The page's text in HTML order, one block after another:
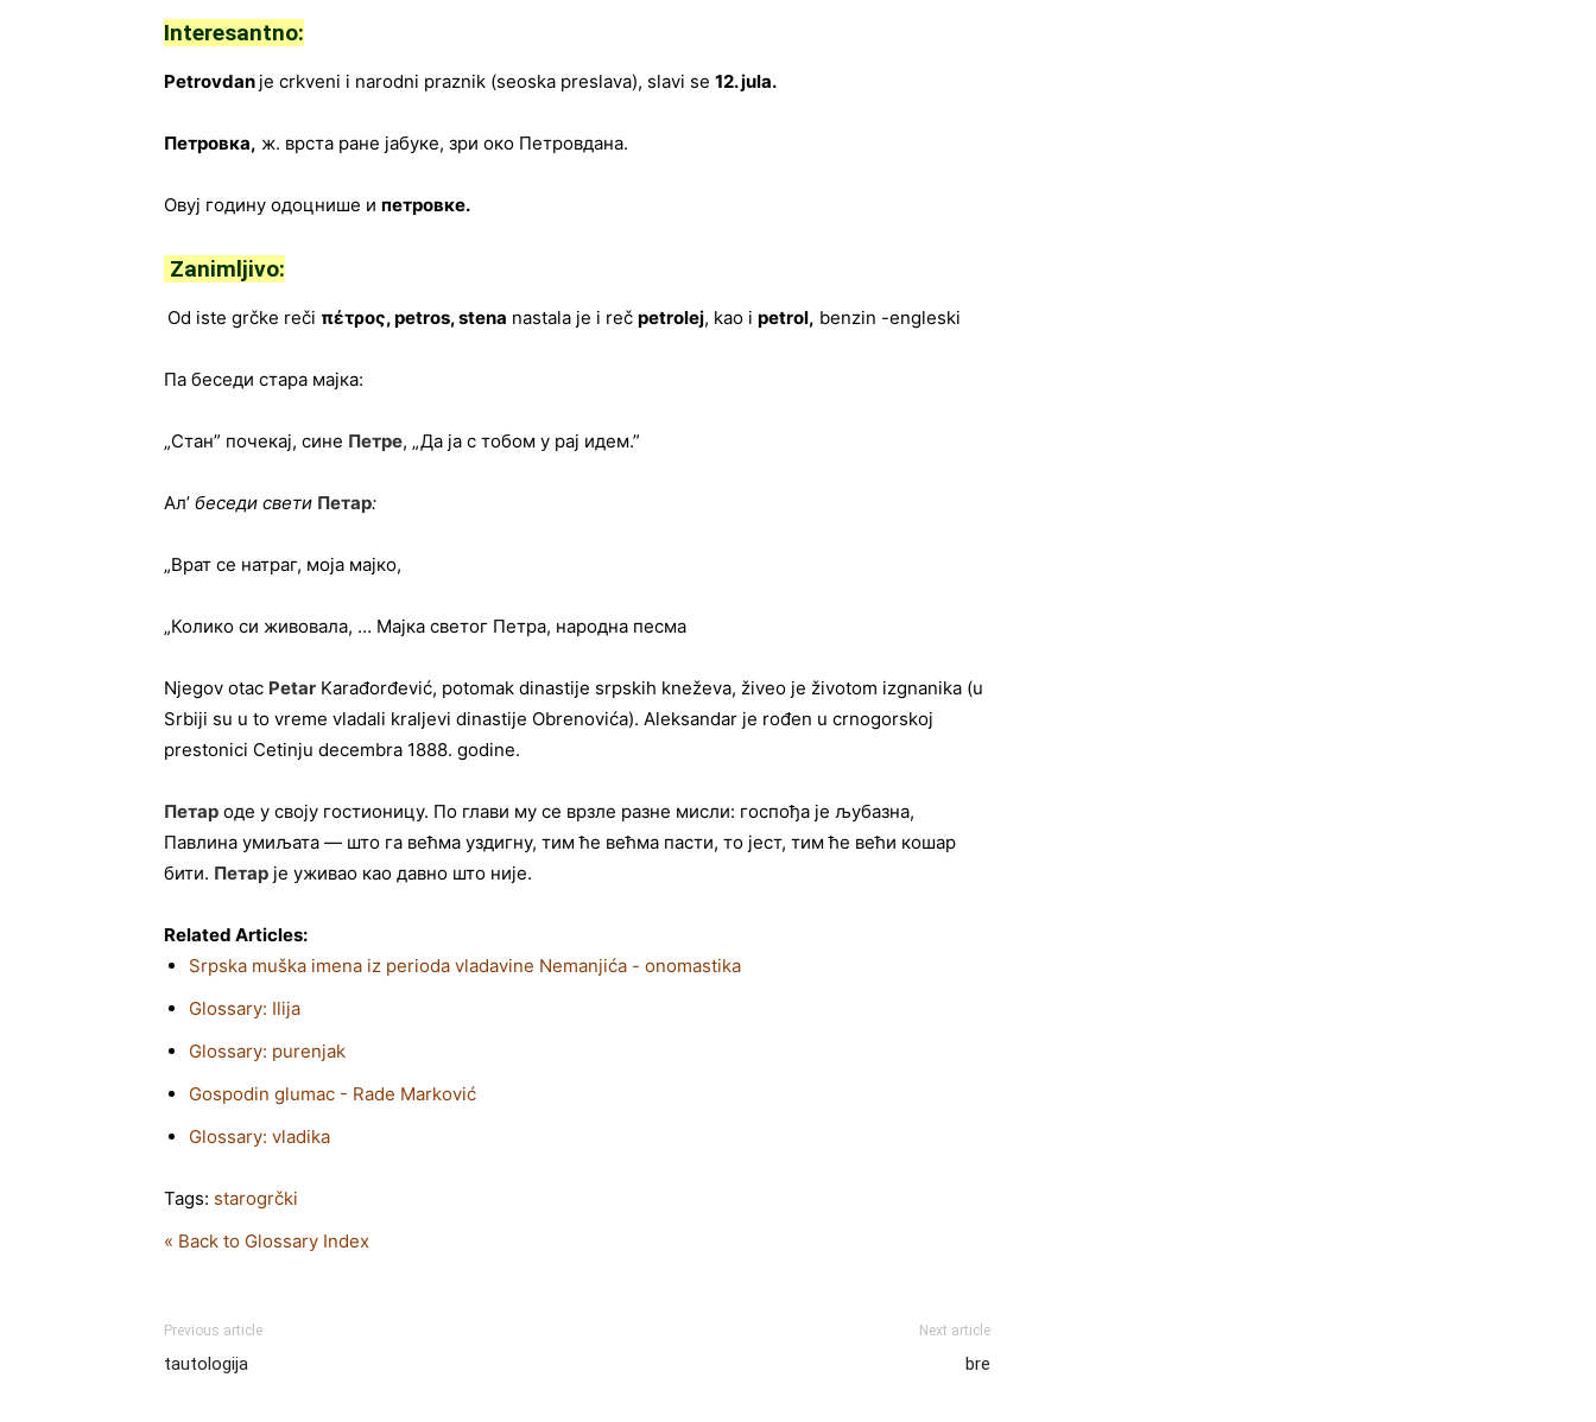
Interesantno:
Petrovdan je crkveni i narodni praznik (seoska preslava), slavi se 12. jula.
Петровка, ж. врста ране јабуке, зри око Петровдана.
Овуј годину одоцнише и петровке.
Zanimljivo:
Od iste grčke reči πέτρος,petros,stena nastala je i reč petrolej, kao i petrol, benzin -engleski
Па беседи стара мајка:
„Стан” почекај, сине Петре, „Да ја с тобом у рај идем.”
Ал’ беседи свети Петар:
„Врат се натраг, моја мајко,
„Колико си живовала, … Мајка светог Петра, народна песма
Njegov otac Petar Karađorđević, potomak dinastije srpskih kneževa, živeo je životom izgnanika (u
Srbiji su u to vreme vladali kraljevi dinastije Obrenovića). Aleksandar je rođen u crnogorskoj
prestonici Cetinju decembra 1888. godine.
Петар оде у своју гостионицу. По глави му се врзле разне мисли: госпођа је љубазна,
Павлина умиљата — што га већма уздигну, тим ће већма пасти, то јест, тим ће већи кошар
бити. Петар је уживао као давно што није.
Related Articles:
Srpska muška imena iz perioda vladavine Nemanjića - onomastika
Glossary: Ilija
Glossary: purenjak
Gospodin glumac - Rade Marković
Glossary: vladika
Tags: starogrčki
« Back to Glossary Index
Previous article
tautologija
Next article
bre